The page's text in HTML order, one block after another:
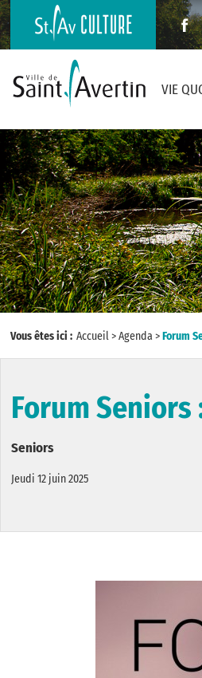
VIE
Vous êtes ici : Accueil>Agenda>Forum
Forum
Seniors
Jeudi 12 juin 2025